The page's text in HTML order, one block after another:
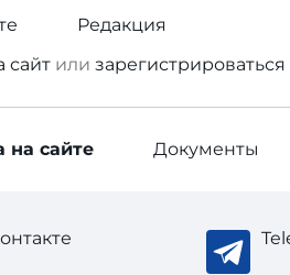
Редакция
сайт или зарегистрироваться
на сайте Документы